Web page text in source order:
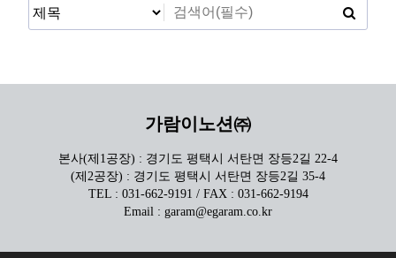
가람이노션㈜
본사(제1공장) : 경기도 평택시 서탄면 장등2길 22-4
(제2공장) : 경기도 평택시 서탄면 장등2길 35-4
TEL : 031-662-9191 / FAX : 031-662-9194
Email : garam@egaram.co.kr